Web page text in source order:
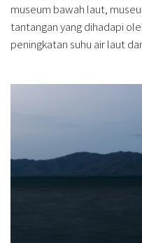
museum bawah laut,
tantangan yang dihadapi
peningkatan suhu air laut